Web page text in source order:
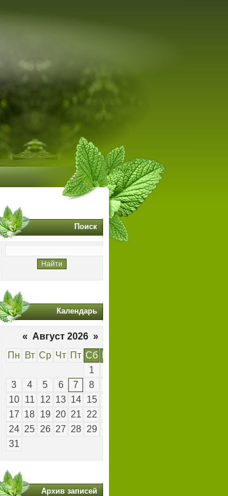
Поиск
Календарь
« Август 2026 »
Пн
Вт Ср Чт Пт Сб
1
3
4 5 6 7 8
10
11 12 13 14 15
17 18 19 20 21 22
24 25 26 27 28 29 30
31
Архив записей